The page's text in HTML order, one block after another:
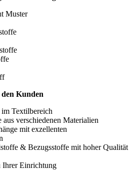
Muster
Kunden
Textilbereich
verschiedenen Materialien
mit exzellenten
& Bezugsstoffe mit hoher Qualität
Ihrer Einrichtung